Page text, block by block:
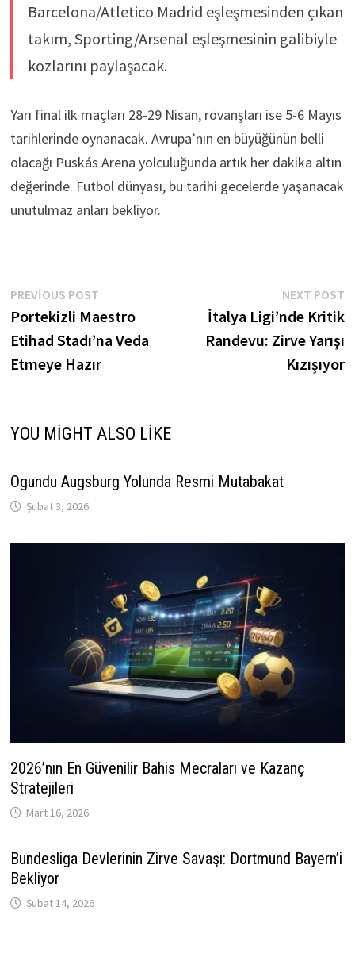
Barcelona/Atletico Madrid eşleşmesinden çıkan
takım, Sporting/Arsenal eşleşmesinin galibiyle
kozlarını paylaşacak.
Yarı final ilk maçları 28-29 Nisan, rövanşları ise 5-6 Mayıs
tarihlerinde oynanacak. Avrupa’nın en büyüğünün belli
olacağı Puskás Arena yolculuğunda artık her dakika altın
değerinde. Futbol dünyası, bu tarihi gecelerde yaşanacak
unutulmaz anları bekliyor.
Yazı
gezinmesi
PREVIOUS POSTPrevious
post:
Portekizli Maestro
Etihad Stadı’na Veda
Etmeye Hazır
NEXT POST
İtalya Ligi’nde Kritik
Randevu: Zirve Yarışı
Kızışıyor
YOU MIGHT ALSO LIKE
Ogundu Augsburg Yolunda Resmi Mutabakat
Şubat 3, 2026
2026’nın En Güvenilir Bahis Mecraları ve Kazanç
Stratejileri
Mart 16, 2026
Bundesliga Devlerinin Zirve Savaşı: Dortmund Bayern’i
Bekliyor
Şubat 14, 2026